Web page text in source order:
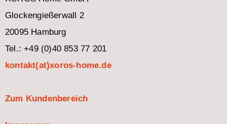
Glockengießerwall 2
20095 Hamburg
Tel.: +49 (0)40 853 77 201
kontakt(at)xoros-home.de
Zum Kundenbereich